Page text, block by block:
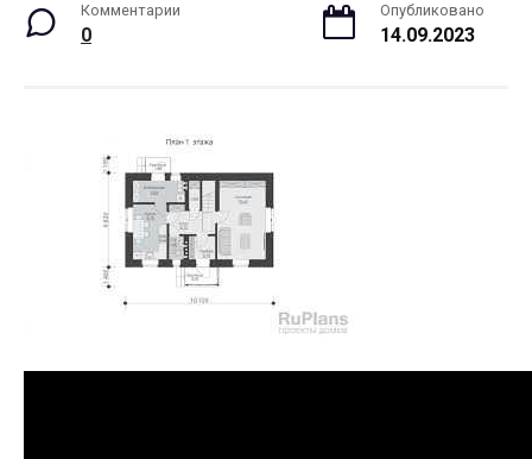
Комментарии
0
Опубликовано
14.09.2023